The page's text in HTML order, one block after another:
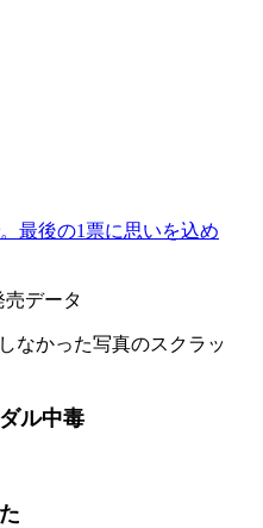
最後の1票に思いを込め
データ
なかった写真のスクラッ
ル中毒